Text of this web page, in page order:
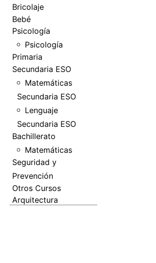
Bricolaje
Bebé
Psicología
Psicología
Primaria
Secundaria ESO
Matemáticas
Secundaria ESO
Lenguaje
Secundaria ESO
Bachillerato
Matemáticas
Seguridad y
Prevención
Otros Cursos
Arquitectura